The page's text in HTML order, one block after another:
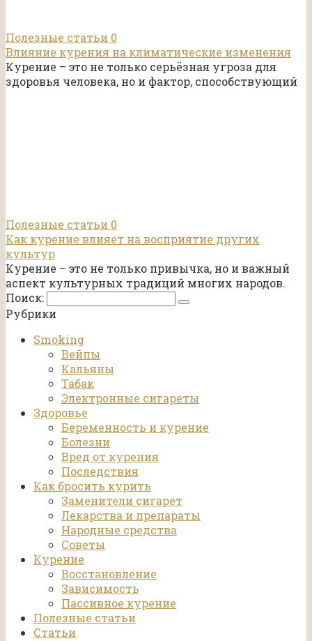
Полезные статьи 0
Влияние курения на климатические изменения
Курение – это не только серьёзная угроза для
здоровья человека, но и фактор, способствующий
Полезные статьи 0
Как курение влияет на восприятие других
культур
Курение – это не только привычка, но и важный
аспект культурных традиций многих народов.
Поиск:
Рубрики
Smoking
Вейпы
Кальяны
Табак
Электронные сигареты
Здоровье
Беременность и курение
Болезни
Вред от курения
Последствия
Как бросить курить
Заменители сигарет
Лекарства и препараты
Народные средства
Советы
Курение
Восстановление
Зависимость
Пассивное курение
Полезные статьи
Статьи